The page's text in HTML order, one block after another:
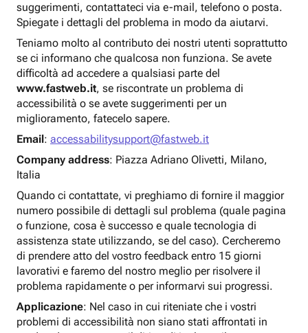
suggerimenti, contattateci via e-mail, telefono o posta.
Spiegate i dettagli del problema in modo da aiutarvi.
Teniamo molto al contributo dei nostri utenti soprattutto
se ci informano che qualcosa non funziona. Se avete
difficoltà ad accedere a qualsiasi parte del
www.fastweb.it, se riscontrate un problema di
accessibilità o se avete suggerimenti per un
miglioramento, fatecelo sapere.
Email: accessabilitysupport@fastweb.it
Company address: Piazza Adriano Olivetti, Milano,
Italia
Quando ci contattate, vi preghiamo di fornire il maggior
numero possibile di dettagli sul problema (quale pagina
o funzione, cosa è successo e quale tecnologia di
assistenza state utilizzando, se del caso). Cercheremo
di prendere atto del vostro feedback entro 15 giorni
lavorativi e faremo del nostro meglio per risolvere il
problema rapidamente o per informarvi sui progressi.
Applicazione: Nel caso in cui riteniate che i vostri
problemi di accessibilità non siano stati affrontati in